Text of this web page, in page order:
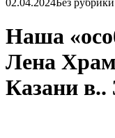
02.04.2024Без рубрики
Наша
Лена
Казани в..